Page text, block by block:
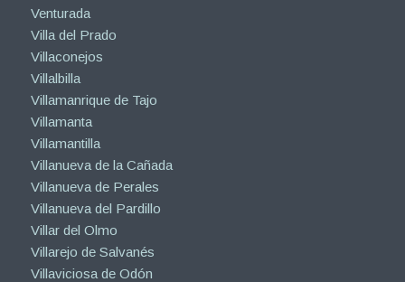
Venturada
Villa del Prado
Villaconejos
Villalbilla
Villamanrique de Tajo
Villamanta
Villamantilla
Villanueva de la Cañada
Villanueva de Perales
Villanueva del Pardillo
Villar del Olmo
Villarejo de Salvanés
Villaviciosa de Odón